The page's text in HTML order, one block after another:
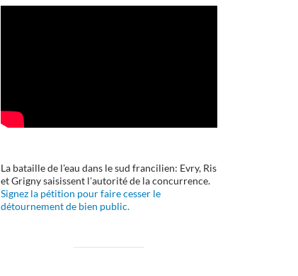
La bataille de l'eau dans le sud francilien: Evry, Ris
et Grigny saisissent l'autorité de la concurrence.
Signez la pétition pour faire cesser le
détournement de bien public.